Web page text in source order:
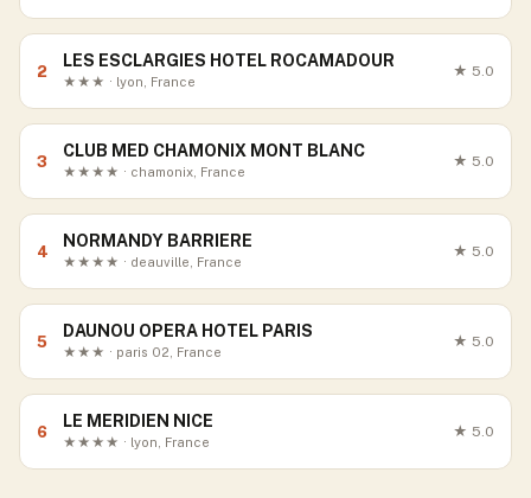
2
LES ESCLARGIES HOTEL ROCAMADOUR
★★★ · lyon, France
★ 5.0
3
CLUB MED CHAMONIX MONT BLANC
★★★★ · chamonix, France
★ 5.0
4
NORMANDY BARRIERE
★★★★ · deauville, France
★ 5.0
5
DAUNOU OPERA HOTEL PARIS
★★★ · paris 02, France
★ 5.0
6
LE MERIDIEN NICE
★★★★ · lyon, France
★ 5.0